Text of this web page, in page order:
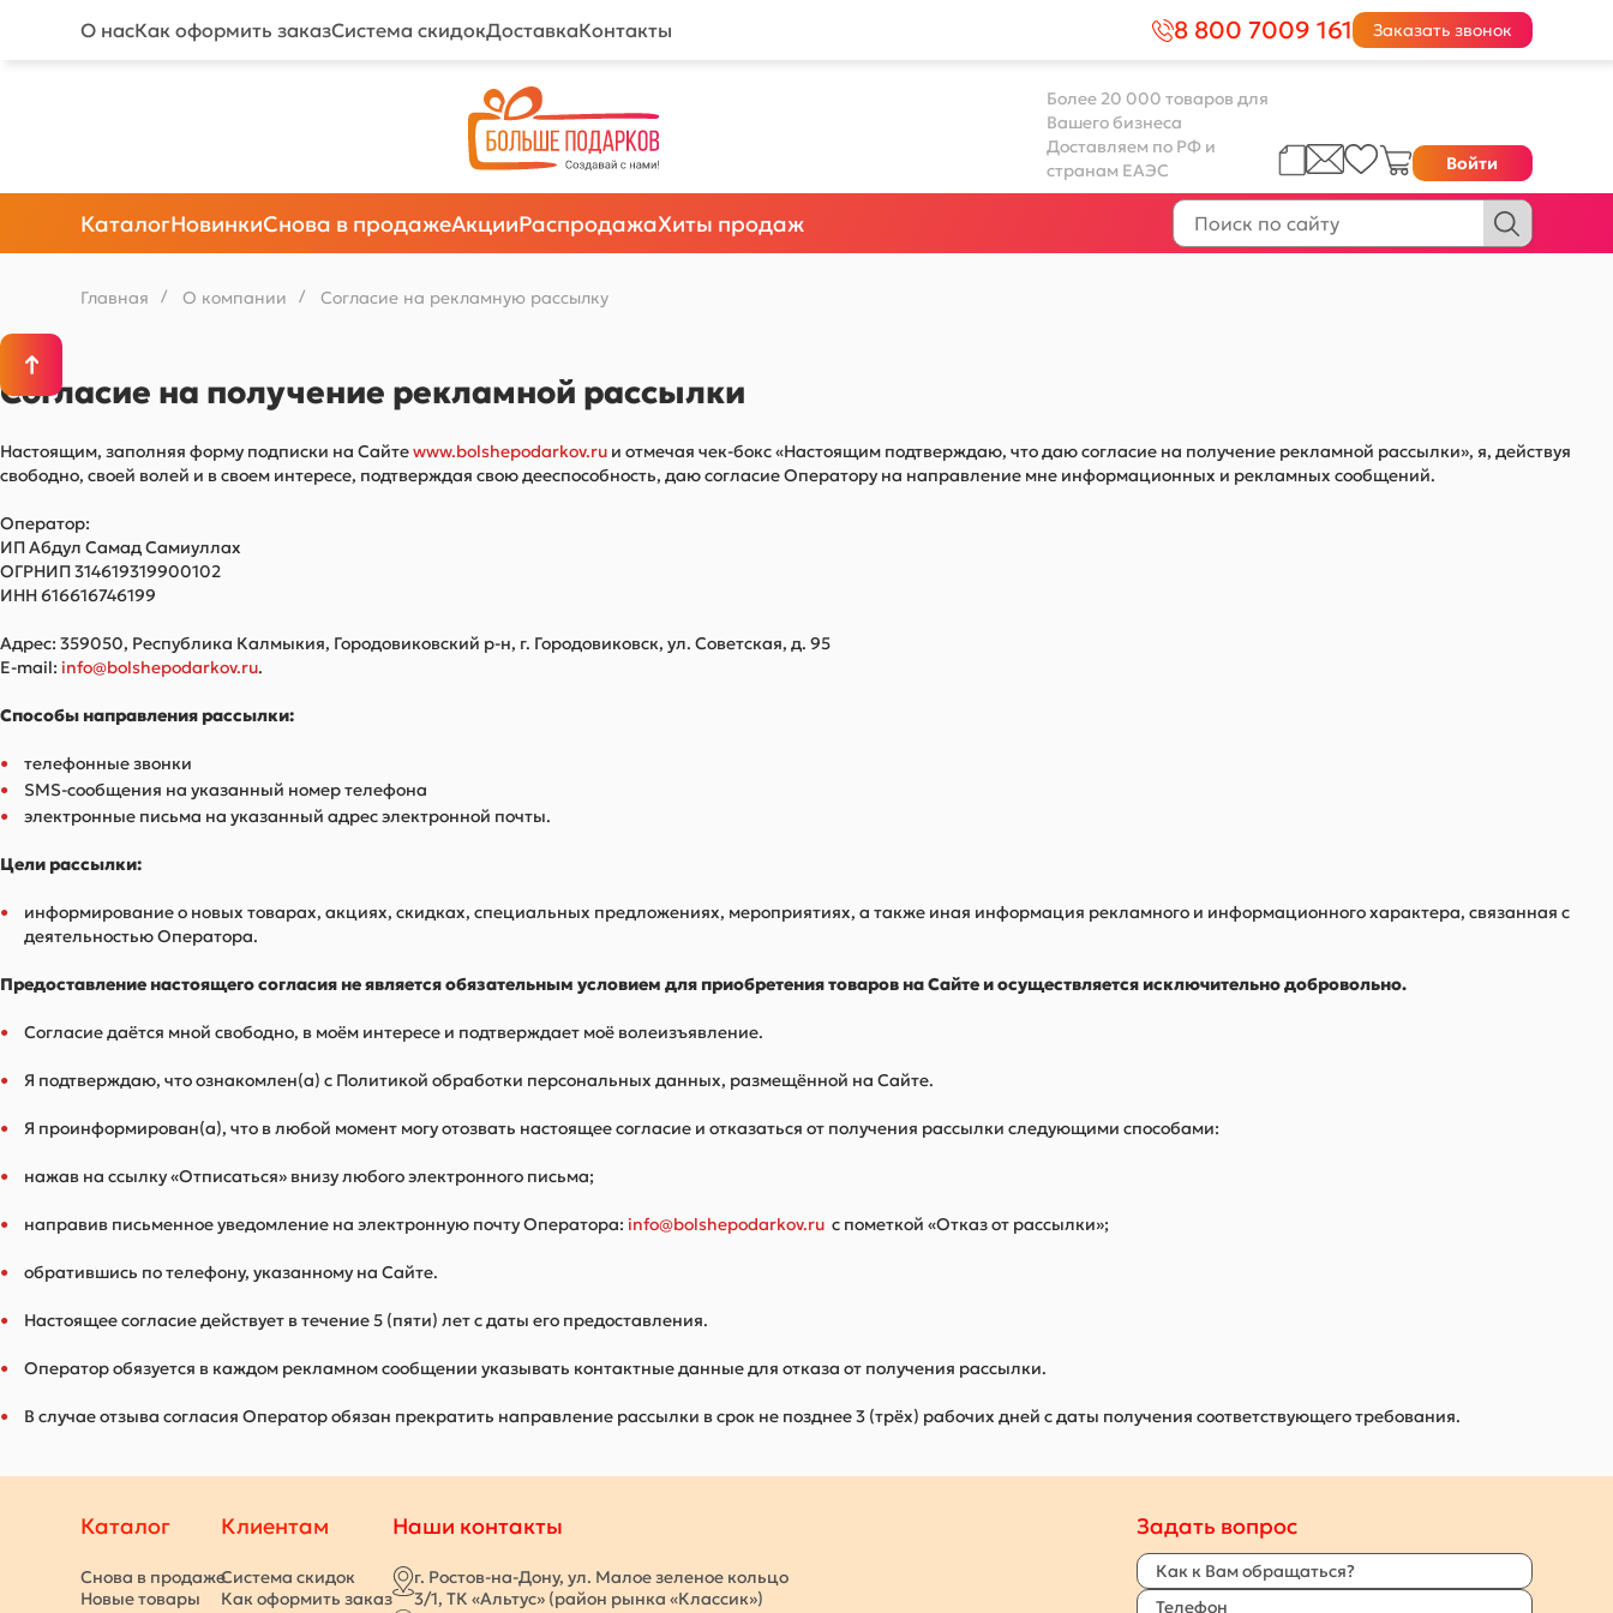
О насКак оформить заказСистема скидокДоставкаКонтакты 8 800 7009 161 Заказать звонок
Более 20 000 товаров для
Вашего бизнеса
Доставляем по РФ и
странам ЕАЭС
Войти
КаталогНовинкиСнова в продажеАкцииРаспродажаХиты продаж
Главная / О компании / Согласие на рекламную рассылку
Согласие на получение рекламной рассылки
Настоящим, заполняя форму подписки на Сайтеwww.bolshepodarkov.ru и отмечая чек-бокс «Настоящим подтверждаю, что даю согласие на получение рекламной рассылки», я, действуя
свободно, своей волей и в своем интересе, подтверждая свою дееспособность, даю согласие Оператору на направление мне информационных и рекламных сообщений.
Оператор:
ИП Абдул Самад Самиуллах
ОГРНИП 314619319900102
ИНН 616616746199
Адрес: 359050, Республика Калмыкия, Городовиковский р-н, г. Городовиковск, ул. Советская, д. 95
E-mail: info@bolshepodarkov.ru.
Способы направления рассылки:
телефонные звонки
SMS-сообщения на указанный номер телефона
электронные письма на указанный адрес электронной почты.
Цели рассылки:
информирование о новых товарах, акциях, скидках, специальных предложениях, мероприятиях, а также иная информация рекламного и информационного характера, связанная с
деятельностью Оператора.
Предоставление настоящего согласия не является обязательным условием для приобретения товаров на Сайте и осуществляется исключительно добровольно.
Согласие даётся мной свободно, в моём интересе и подтверждает моё волеизъявление.
Я подтверждаю, что ознакомлен(а) с Политикой обработки персональных данных, размещённой на Сайте.
Я проинформирован(а), что в любой момент могу отозвать настоящее согласие и отказаться от получения рассылки следующими способами:
нажав на ссылку «Отписаться» внизу любого электронного письма;
направив письменное уведомление на электронную почту Оператора: info@bolshepodarkov.ru с пометкой «Отказ от рассылки»;
обратившись по телефону, указанному на Сайте.
Настоящее согласие действует в течение 5 (пяти) лет с даты его предоставления.
Оператор обязуется в каждом рекламном сообщении указывать контактные данные для отказа от получения рассылки.
В случае отзыва согласия Оператор обязан прекратить направление рассылки в срок не позднее 3 (трёх) рабочих дней с даты получения соответствующего требования.
Каталог
Снова в продаже
Новые товары
Клиентам
Система скидок
Как оформить заказ
Наши контакты
г. Ростов-на-Дону, ул. Малое зеленое кольцо
3/1, ТК «Альтус» (район рынка «Классик»)
Задать вопрос